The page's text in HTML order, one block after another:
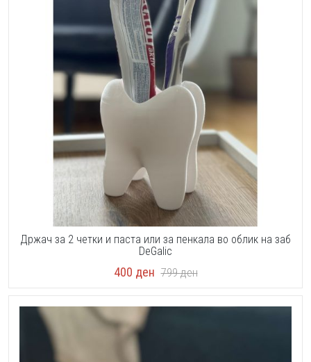
Држач за 2 четки и паста или за пенкала во облик на заб
DeGalic
400 ден 799ден